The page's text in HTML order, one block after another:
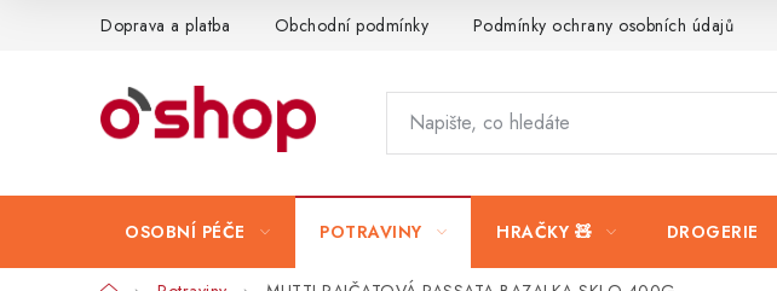
Doprava a platba Obchodní podmínky Podmínky ochrany osobních údajů
OSOBNÍ PÉČE POTRAVINY HRAČKY 🧸 DROGERIE